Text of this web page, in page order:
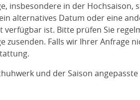
insbesondere in der Hochsaison,
alternatives Datum oder eine
ist. Bitte prüfen Sie
zusenden. Falls wir Ihrer Anfrage
und der Saison